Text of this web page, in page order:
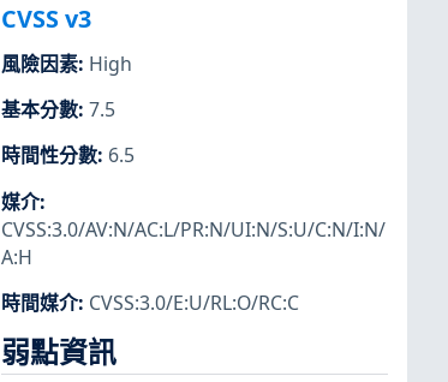
CVSS v3
風險因素: High
基本分數: 7.5
時間性分數: 6.5
媒介:
CVSS:3.0/AV:N/AC:L/PR:N/UI:N/S:U/C:N/I:N/
A:H
時間媒介: CVSS:3.0/E:U/RL:O/RC:C
弱點資訊